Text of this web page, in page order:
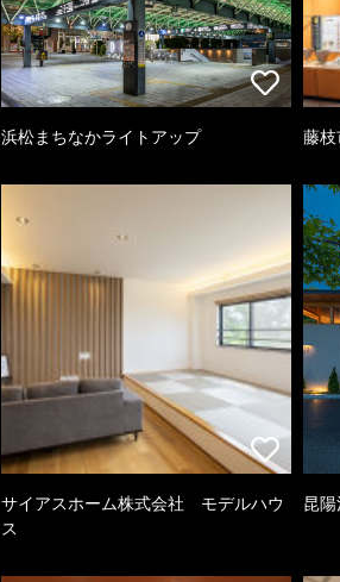
浜松まちなかライトアップ 藤
サイアスホーム株式会社 モデルハウ
ス
昆